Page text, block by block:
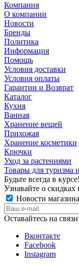
Компания
О компании
Новости
Бренды
Политика
Информация
Помощь
Условия доставки
Условия оплаты
Гарантии и Возврат
Каталог
Кухня
Ванная
Хранение вещей
Прихожая
Хранение косметики
Крючки
Уход за растениями
Товары для туризма
Будьте всегда в курсе!
Узнавайте о
Новости магазина
Оставайтесь на связи
Вконтакте
Facebook
Instagram